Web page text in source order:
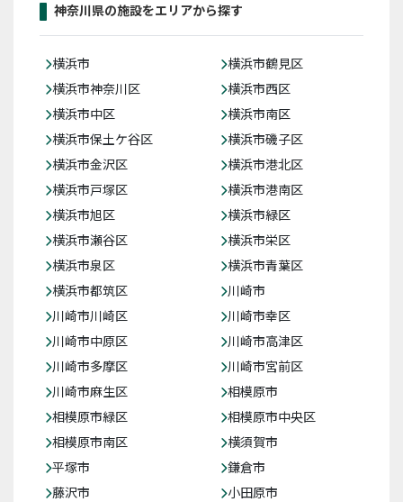
神奈川県の施設をエリアから探す
横浜市
横浜市鶴見区
横浜市神奈川区
横浜市西区
横浜市中区
横浜市南区
横浜市保土ケ谷区
横浜市磯子区
横浜市金沢区
横浜市港北区
横浜市戸塚区
横浜市港南区
横浜市旭区
横浜市緑区
横浜市瀬谷区
横浜市栄区
横浜市泉区
横浜市青葉区
横浜市都筑区
川崎市
川崎市川崎区
川崎市幸区
川崎市中原区
川崎市高津区
川崎市多摩区
川崎市宮前区
川崎市麻生区
相模原市
相模原市緑区
相模原市中央区
相模原市南区
横須賀市
平塚市
鎌倉市
藤沢市
小田原市